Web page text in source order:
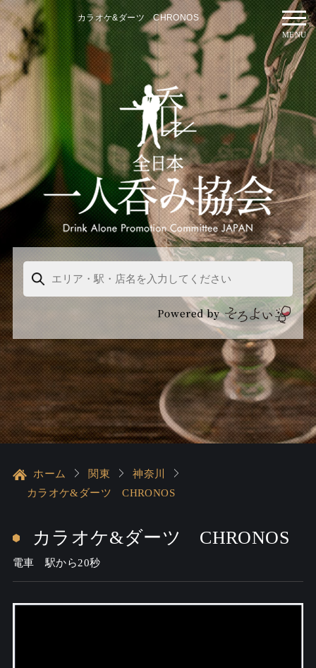
カラオケ&ダーツ CHRONOS
MENU
ホーム 関東
神奈川
カラオケ&ダーツ CHRONOS
カラオケ&ダーツ CHRONOS
電車 駅から20秒